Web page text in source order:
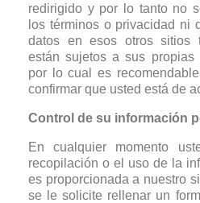
redirigido y por lo tanto no
los términos o privacidad ni
datos en esos otros sitios
están sujetos a sus propias
por lo cual es
confirmar que usted está de
Control de su información
En cualquier momento
recopilación o el uso de la
es proporcionada a nuestro
se le solicite rellenar un